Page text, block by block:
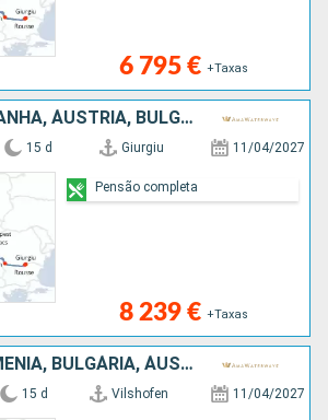
6 795 € +Taxas
ROMÊNIA, ALEMANHA, ÁUSTRIA, BULGÁRIA, SÉRVIA, ESLOVÁQUIA, CROÁCIA
15 d Giurgiu 11/04/2027
8 239 € +Taxas
Pensão completa
ALEMANHA, ROMÊNIA, BULGÁRIA, ÁUSTRIA, SÉRVIA, CROÁCIA, ESLOVÁQUIA
15 d Vilshofen 11/04/2027